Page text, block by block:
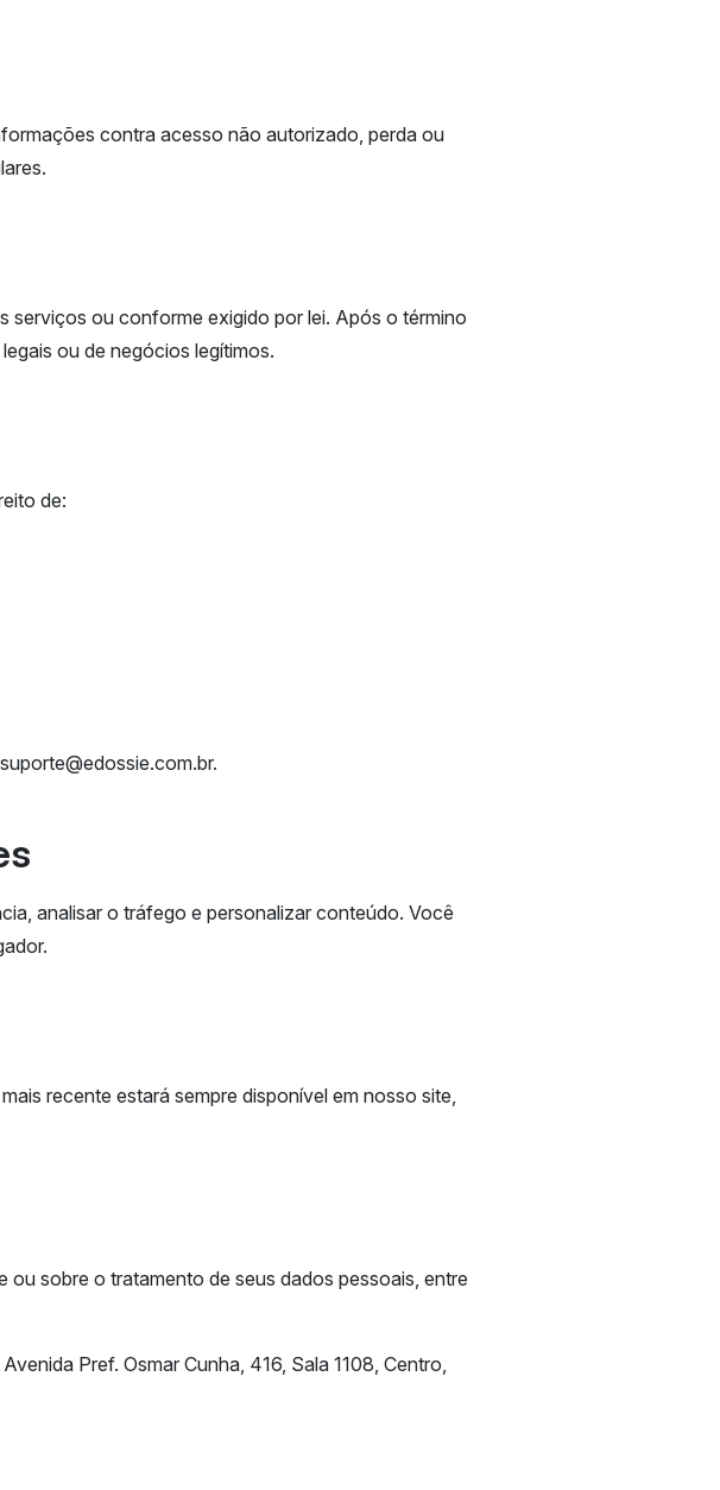
contra acesso não autorizado, perda ou
ou conforme exigido por lei. Após o término
ou de negócios legítimos.
de:
suporte@edossie.com.br.
analisar o tráfego e personalizar conteúdo. Você
recente estará sempre disponível em nosso site,
sobre o tratamento de seus dados pessoais, entre
Avenida Pref. Osmar Cunha, 416, Sala 1108, Centro,